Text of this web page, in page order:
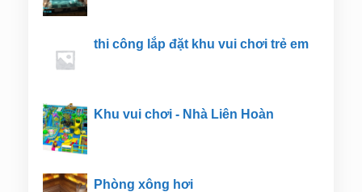
thi công lắp đặt khu vui chơi trẻ em
Khu vui chơi - Nhà Liên Hoàn
Phòng xông hơi